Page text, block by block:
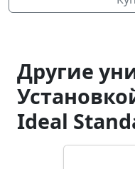
Другие
Ideal